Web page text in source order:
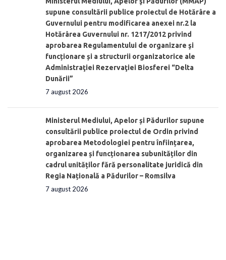
supune consultării publice proiectul de Hotărâre a
Guvernului pentru modificarea anexei nr.2 la
Hotărârea Guvernului nr. 1217/2012 privind
aprobarea Regulamentului de organizare şi
funcționare și a structurii organizatorice ale
Administraţiei Rezervaţiei Biosferei “Delta
Dunării”
7 august 2026
Ministerul Mediului, Apelor și Pădurilor supune
consultării publice proiectul de Ordin privind
aprobarea Metodologiei pentru înființarea,
organizarea și funcționarea subunităților din
cadrul unităților fără personalitate juridică din
Regia Națională a Pădurilor – Romsilva
7 august 2026